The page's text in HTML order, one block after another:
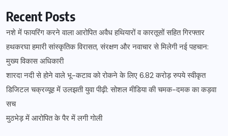
Recent Posts
नशे में फायरिंग करने वाला आरोपित अवैध हथियारों व कारतूसों सहित गिरफ्तार
हथकरघा हमारी सांस्कृतिक विरासत, संरक्षण और नवाचार से मिलेगी नई पहचान:
मुख्य विकास अधिकारी
शारदा नदी से होने वाले भू-कटाव को रोकने के लिए 6.82 करोड़ रुपये स्वीकृत
डिजिटल चक्रव्यूह में उलझती युवा पीढ़ी: सोशल मीडिया की चमक-दमक का कड़वा
सच
मुठभेड़ में आरोपित के पैर में लगी गोली